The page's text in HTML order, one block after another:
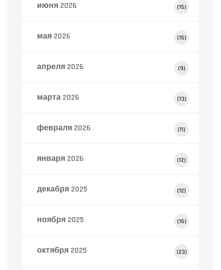
июня 2026 (15)
мая 2026 (15)
апреля 2026 (9)
марта 2026 (13)
февраля 2026 (11)
января 2026 (12)
декабря 2025 (12)
ноября 2025 (16)
октября 2025 (23)